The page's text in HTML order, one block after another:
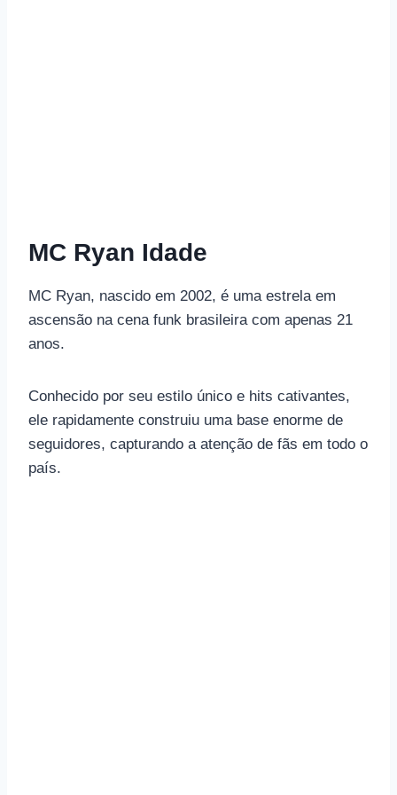
MC Ryan Idade
MC Ryan, nascido em 2002, é uma estrela em
ascensão na cena funk brasileira com apenas 21
anos.
Conhecido por seu estilo único e hits cativantes,
ele rapidamente construiu uma base enorme de
seguidores, capturando a atenção de fãs em todo o
país.